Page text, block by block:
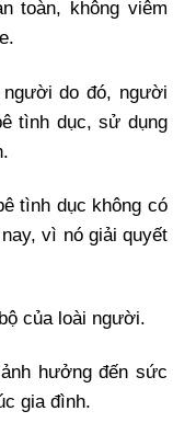
toàn, không viêm
do đó, người
tình dục, sử dụng
tình dục không có
vì nó giải quyết
của loài người.
hưởng đến sức
gia đình.